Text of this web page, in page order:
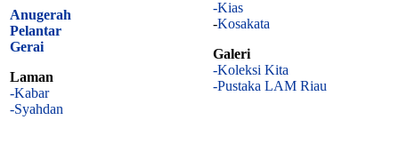
Anugerah
Pelantar
Gerai
Laman
-Kabar
-Syahdan
-Kias
-Kosakata
Galeri
-Koleksi Kita
-Pustaka LAM Riau